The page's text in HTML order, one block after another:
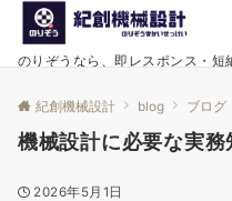
のりぞうなら、即レスポンス・短
紀創機械設計 blog ブログ
機械設計に必要な実
2026年5月1日